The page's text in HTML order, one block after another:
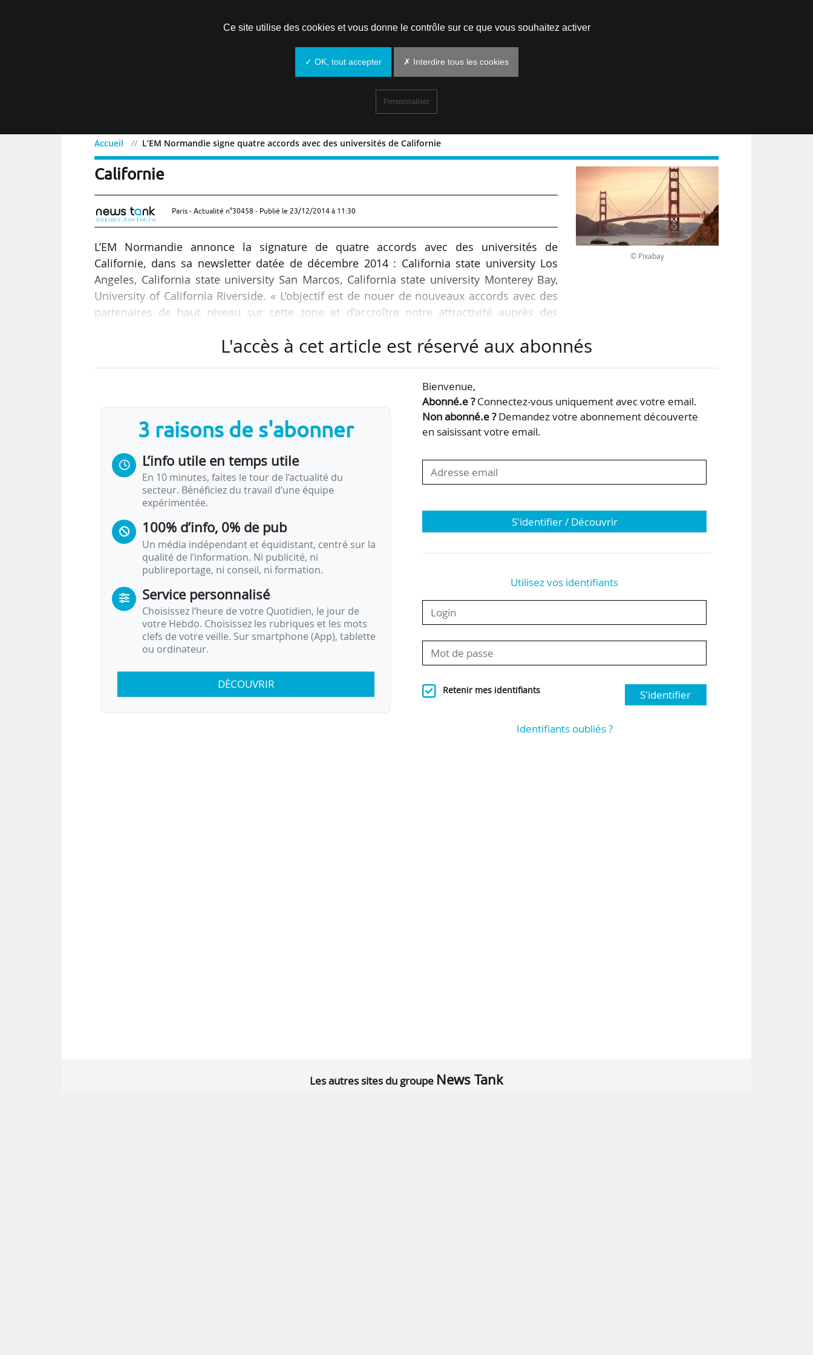
Accueil L’EM Normandie signe quatre accords avec des universités de Californie
L’EM Normandie signe quatre accords avec des universités de
Californie
Paris - Actualité n°30458 - Publié le 23/12/2014 à 11:30
L’EM Normandie annonce la signature de quatre accords avec des universités de
Californie, dans sa newsletter datée de décembre 2014 : California state university Los
Angeles, California state university San Marcos, California state university Monterey Bay,
University of California Riverside. « L’objectif est de nouer de nouveaux accords avec des
partenaires de haut niveau sur cette zone et d’accroître notre attractivité auprès des
programmes courts à Paris, Oxford et en Normandie », indique Alain Ouvrieu, directeur du
« L’obtention de l’accréditation AACSB est un vrai tremplin pour notre rayonnement
international » (A. Ouvrieu, directeur du développement international)
© Pixabay
L'accès à cet article est réservé aux abonnés
3 raisons de s'abonner
L’info utile en temps utile
En 10 minutes, faites le tour de l’actualité du
secteur. Bénéficiez du travail d’une équipe
expérimentée.
100% d’info, 0% de pub
Un média indépendant et équidistant, centré sur la
qualité de l’information. Ni publicité, ni
publireportage, ni conseil, ni formation.
Service personnalisé
Choisissez l‘heure de votre Quotidien, le jour de
votre Hebdo. Choisissez les rubriques et les mots
clefs de votre veille. Sur smartphone (App), tablette
ou ordinateur.
DÉCOUVRIR
Bienvenue,
Abonné.e ?Connectez-vous uniquement avec votre email.
Non abonné.e ?Demandez votre abonnement découverte
en saisissant votre email.
S'identifier / Découvrir
Utilisez vos identifiants
Retenir mes identifiants S'identifier
Identifiants oubliés ?
Les autres sites du groupe News Tank
Ce site utilise des cookies et vous donne le contrôle sur ce que vous souhaitez activer
✓ OK, tout accepter ✗ Interdire tous les cookies
Personnaliser